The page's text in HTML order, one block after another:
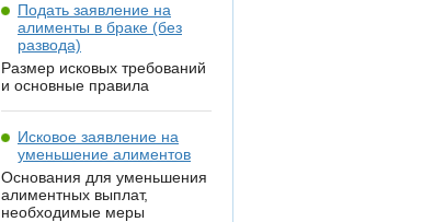
Подать заявление на
алименты в браке (без
развода)
Размер исковых требований
и основные правила
Исковое заявление на
уменьшение алиментов
Основания для уменьшения
алиментных выплат,
необходимые меры